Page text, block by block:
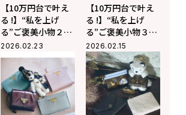
【10万円台で叶え
る !】“私を上げ
る”ご褒美小物２選
【ミュウミュウ、
ロエベ】
2026.02.23
【10万円台で叶え
る !】“私を上げ
る”ご褒美小物３選
【サンローラン、
フェンディ、ボッ
テガ・ヴェネタ】
2026.02.15